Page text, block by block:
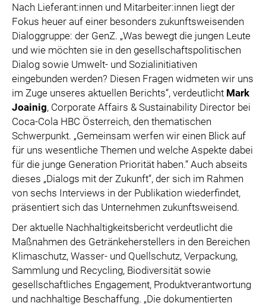
Nach Lieferant:innen und Mitarbeiter:innen liegt der
Fokus heuer auf einer besonders zukunftsweisenden
Dialoggruppe: der GenZ. „Was bewegt die jungen Leute
und wie möchten sie in den gesellschaftspolitischen
Dialog sowie Umwelt- und Sozialinitiativen
eingebunden werden? Diesen Fragen widmeten wir uns
im Zuge unseres aktuellen Berichts“, verdeutlicht Mark
Joainig, Corporate Affairs & Sustainability Director bei
Coca-Cola HBC Österreich, den thematischen
Schwerpunkt. „Gemeinsam werfen wir einen Blick auf
für uns wesentliche Themen und welche Aspekte dabei
für die junge Generation Priorität haben.“ Auch abseits
dieses „Dialogs mit der Zukunft“, der sich im Rahmen
von sechs Interviews in der Publikation wiederfindet,
präsentiert sich das Unternehmen zukunftsweisend.
Der aktuelle Nachhaltigkeitsbericht verdeutlicht die
Maßnahmen des Getränkeherstellers in den Bereichen
Klimaschutz, Wasser- und Quellschutz, Verpackung,
Sammlung und Recycling, Biodiversität sowie
gesellschaftliches Engagement, Produktverantwortung
und nachhaltige Beschaffung. „Die dokumentierten